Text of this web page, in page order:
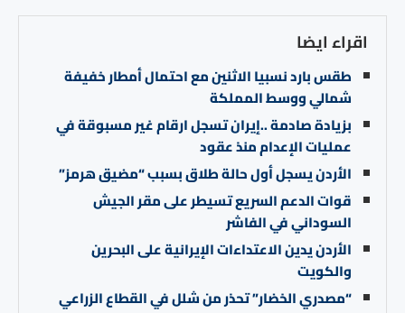
اقراء ايضا
طقس بارد نسبيا الاثنين مع احتمال أمطار خفيفة
شمالي ووسط المملكة
بزيادة صادمة ..إيران تسجل ارقام غير مسبوقة في
عمليات الإعدام منذ عقود
الأردن يسجل أول حالة طلاق بسبب “مضيق هرمز”
قوات الدعم السريع تسيطر على مقر الجيش
السوداني في الفاشر
الأردن يدين الاعتداءات الإيرانية على البحرين
والكويت
“مصدري الخضار” تحذر من شلل في القطاع الزراعي